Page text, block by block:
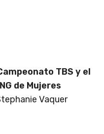
TBS y el
de Mujeres
Vaquer